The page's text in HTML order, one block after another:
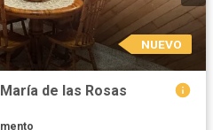
NUEVO
de las Rosas